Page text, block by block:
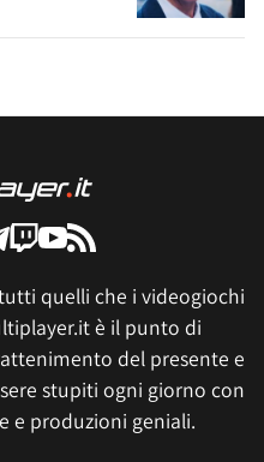
quelli che i videogiochi
è il punto di
del presente e
stupiti ogni giorno con
e produzioni geniali.